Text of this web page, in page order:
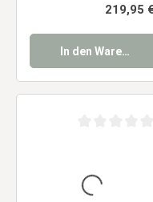
Regulärer
219,95
In den Warenkorb